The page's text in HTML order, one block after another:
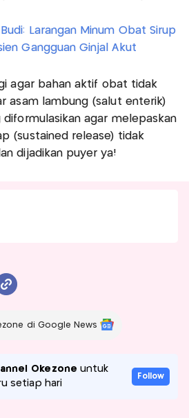
Larangan Minum Obat Sirup
Gangguan Ginjal Akut
agar bahan aktif obat tidak
asam lambung (salut enterik)
agar melepaskan
(sustained release) tidak
dijadikan puyer ya!
di Google News
Okezone untuk
setiap hari
Follow